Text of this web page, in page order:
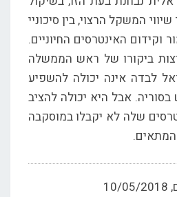
המשקל הרצוי, בין סיכוניי
וקידום האינטרסים החיוניים.
ביקורו של ראש הממשלה
לבדה אינה יכולה להשפיע
אבל היא יכולה להציב
שלה לא יקבלו במוסקבה
המתאים.